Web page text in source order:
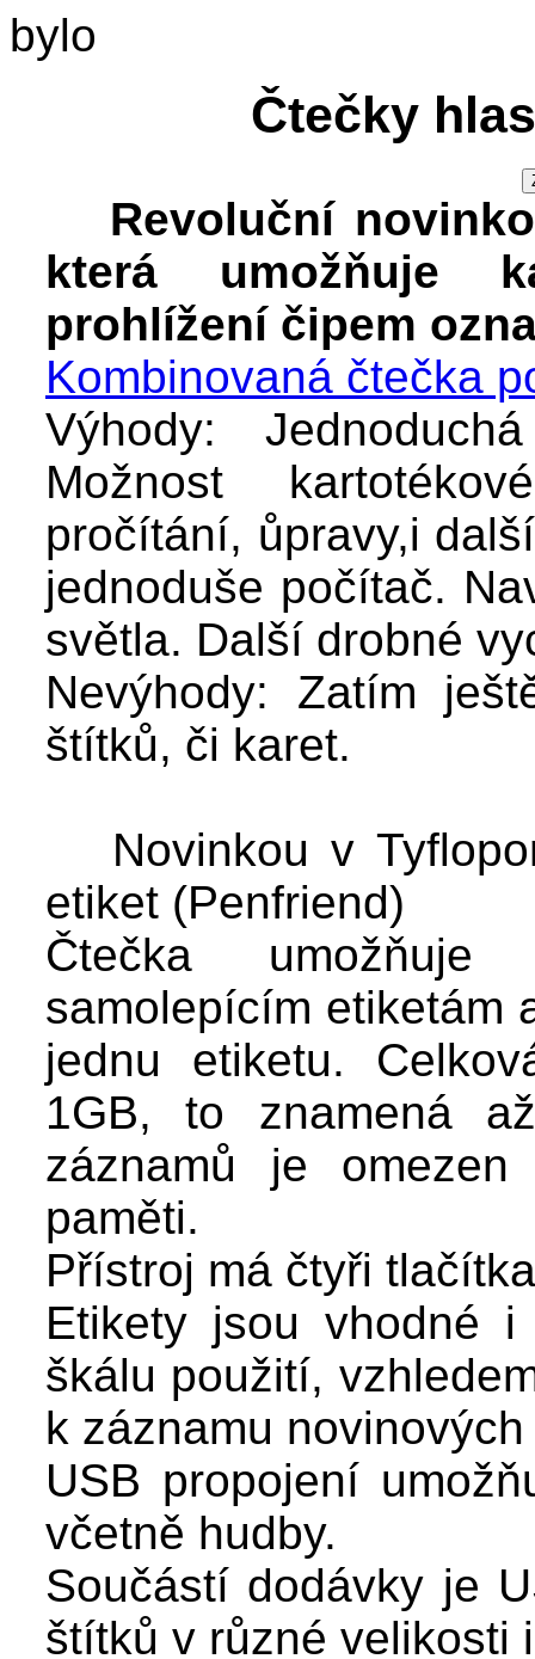
bylo
Čtečky
Revoluční
která umožňuje
prohlížení čipem
Kombinovaná čtečka
Výhody:
Možnost
pročítání, ůpravy,i
jednoduše počítač.
světla. Další drobné
Nevýhody: Zatím
štítků, či karet.
Novinkou v
etiket (Penfriend)
Čtečka
samolepícím etiketám
jednu etiketu.
1GB, to znamená
záznamů je
paměti.
Přístroj má čtyři
Etikety jsou vhodné
škálu použití,
k záznamu
USB propojení
včetně hudby.
Součástí dodávky je
štítků v různé velikosti